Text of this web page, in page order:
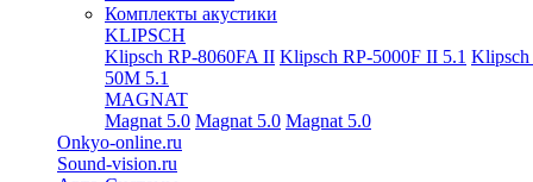
Комплекты акустики
KLIPSCH
Klipsch RP-8060FA II Klipsch RP-5000F II 5.1 Klipsch
50M 5.1
MAGNAT
Magnat 5.0 Magnat 5.0 Magnat 5.0
Onkyo-online.ru
Sound-vision.ru